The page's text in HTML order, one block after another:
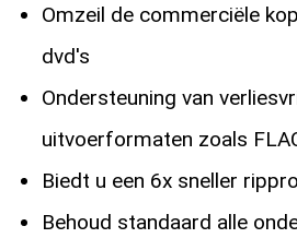
Omzeil de commerciële
dvd's
Ondersteuning van
uitvoerformaten zoals
Biedt u een 6x sneller
Behoud standaard alle